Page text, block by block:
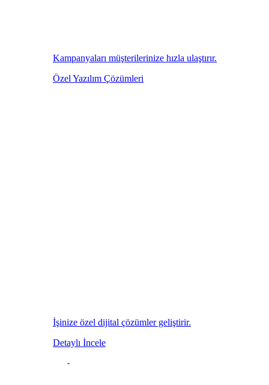
Kampanyaları müşterilerinize hızla ulaştırır.
Özel Yazılım Çözümleri
İşinize özel dijital çözümler geliştirir.
Detaylı İncele